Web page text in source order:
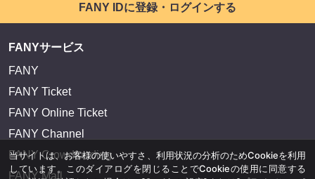
FANY IDに登録・ログインする
FANYサービス
FANY
FANY Ticket
FANY Online Ticket
FANY Channel
FANY Crowdfunding
FANY Mall
当サイトは、お客様の使いやすさ、利用状況の分析のためCookieを利用
しています。このダイアログを閉じることでCookieの使用に同意する